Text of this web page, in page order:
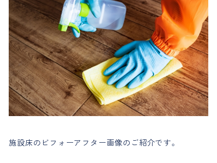
施設床のビフォーアフター画像のご紹介です。